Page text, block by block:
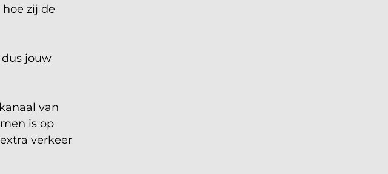
zij de
jouw
van
is op
verkeer